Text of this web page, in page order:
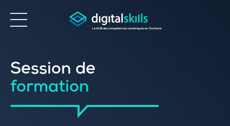
Accessibilité
Session de
formation